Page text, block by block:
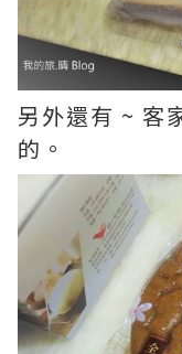
另外還有 ~ 客
的。